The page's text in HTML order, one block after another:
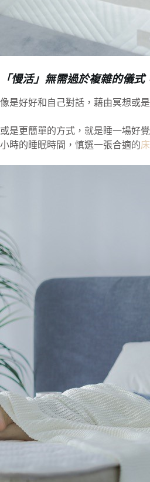
「慢活」無需過於複雜的儀
像是好好和自己對話，藉由冥想或
或是更簡單的方式，就是睡一場好
小時的睡眠時間，慎選一張合適的